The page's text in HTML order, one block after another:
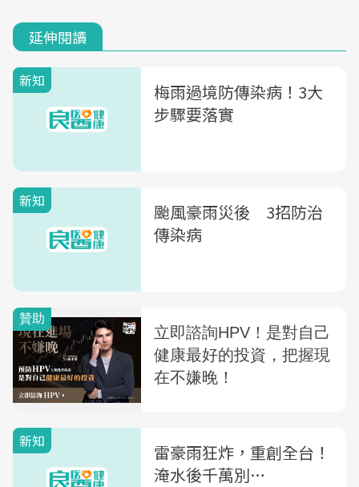
延伸閱讀
新知
梅雨過境防傳染病！3大
步驟要落實
新知
颱風豪雨災後 3招防治
傳染病
新知
雷豪雨狂炸，重創全台！
淹水後千萬別…